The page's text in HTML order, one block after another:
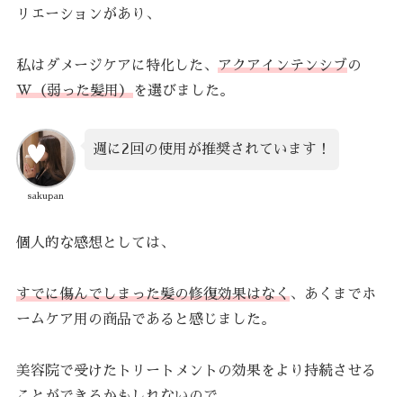
リエーションがあり、
私はダメージケアに特化した、アクアインテンシブの
W（弱った髪用）を選びました。
sakupan
週に2回の使用が推奨されています！
個人的な感想としては、
すでに傷んでしまった髪の修復効果はなく、あくまでホ
ームケア用の商品であると感じました。
美容院で受けたトリートメントの効果をより持続させる